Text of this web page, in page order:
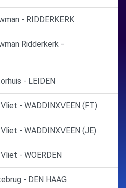
- RIDDERKERK
Ridderkerk -
- LEIDEN
- WADDINXVEEN (FT)
- WADDINXVEEN (JE)
- WOERDEN
- DEN HAAG